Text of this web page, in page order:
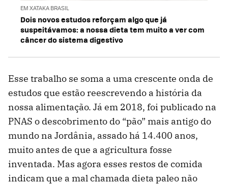
EM XATAKA BRASIL
Dois novos estudos reforçam algo que já
suspeitávamos: a nossa dieta tem muito a ver com
câncer do sistema digestivo
Esse trabalho se soma a uma crescente onda de
estudos que estão reescrevendo a história da
nossa alimentação. Já em 2018, foi publicado na
PNAS o descobrimento do “pão” mais antigo do
mundo na Jordânia, assado há 14.400 anos,
muito antes de que a agricultura fosse
inventada. Mas agora esses restos de comida
indicam que a mal chamada dieta paleo não